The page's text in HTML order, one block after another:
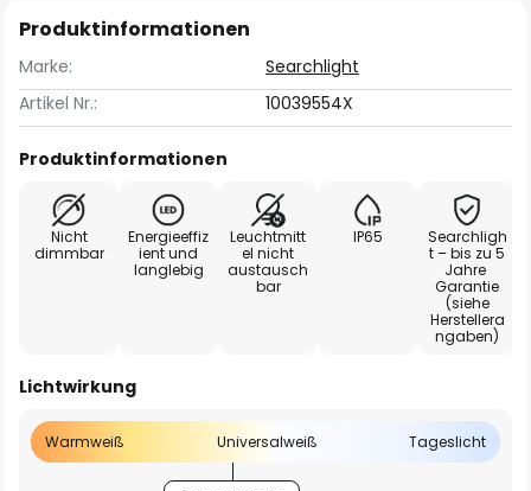
Produktinformationen
Marke:
Searchlight
Artikel Nr.:
10039554X
Produktinformationen
Nicht
dimmbar
Energieeffiz
ient und
langlebig
Leuchtmitt
el nicht
austausch
bar
IP65
Searchligh
t – bis zu 5
Jahre
Garantie
(siehe
Herstellera
ngaben)
Lichtwirkung
Warmweiß Universalweiß Tageslicht